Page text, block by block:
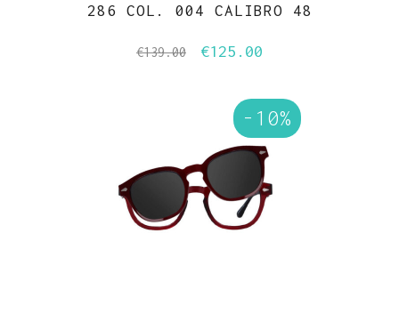
286 COL. 004 CALIBRO 48
€139.00
Il
originale
€139.00.
€125.00
attuale
è:
€125.00.
-10%